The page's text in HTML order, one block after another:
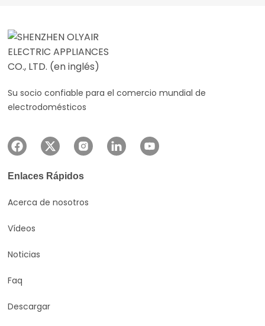
de vidrio
Su socio confiable para el comercio mundial de
electrodomésticos
Enlaces Rápidos
Acerca de nosotros
Vídeos
Noticias
Faq
Descargar